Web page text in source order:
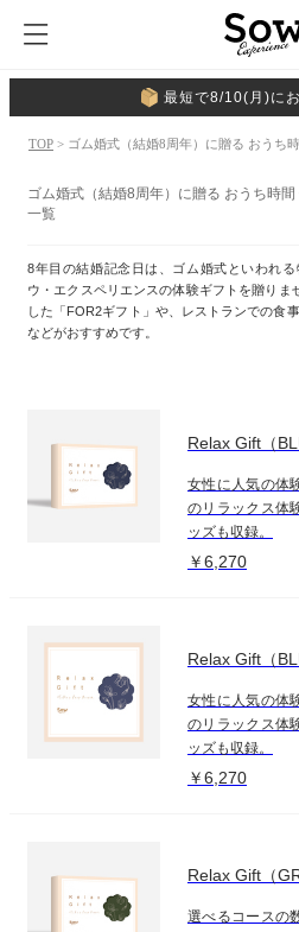
最短で8/10(月)に
TOP > ゴム婚式（結婚8周年）に贈る おうち
ゴム婚式（結婚8周年）に贈る おうち時間
一覧
8年目の結婚記念日は、ゴム婚式といわれ
ウ・エクスペリエンスの体験ギフトを贈り
した「FOR2ギフト」や、レストランでの食
などがおすすめです。
Relax Gift（
女性に人気の体
のリラックス体
ッズも収録。
￥6,270
Relax Gift（
女性に人気の体
のリラックス体
ッズも収録。
￥6,270
Relax Gift（
選べるコースの